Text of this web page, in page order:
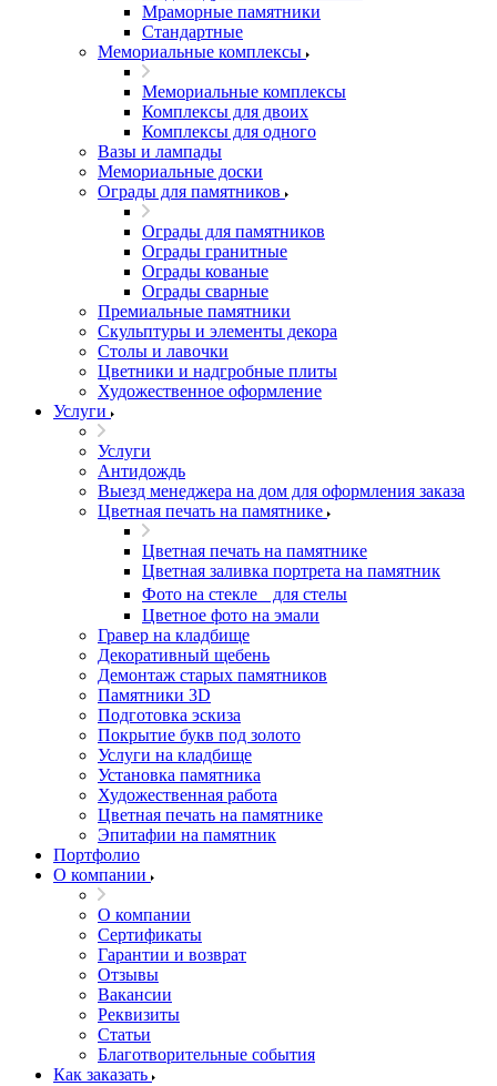
Мраморные памятники
Стандартные
Мемориальные комплексы
Мемориальные комплексы
Комплексы для двоих
Комплексы для одного
Вазы и лампады
Мемориальные доски
Ограды для памятников
Ограды для памятников
Ограды гранитные
Ограды кованые
Ограды сварные
Премиальные памятники
Скульптуры и элементы декора
Столы и лавочки
Цветники и надгробные плиты
Художественное оформление
Услуги
Услуги
Антидождь
Выезд менеджера на дом для оформления заказа
Цветная печать на памятнике
Цветная печать на памятнике
Цветная заливка портрета на памятник
Фото на стекле для стелы
Цветное фото на эмали
Гравер на кладбище
Декоративный щебень
Демонтаж старых памятников
Памятники 3D
Подготовка эскиза
Покрытие букв под золото
Услуги на кладбище
Установка памятника
Художественная работа
Цветная печать на памятнике
Эпитафии на памятник
Портфолио
О компании
О компании
Сертификаты
Гарантии и возврат
Отзывы
Вакансии
Реквизиты
Статьи
Благотворительные события
Как заказать